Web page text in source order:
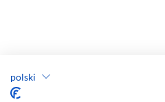
polski